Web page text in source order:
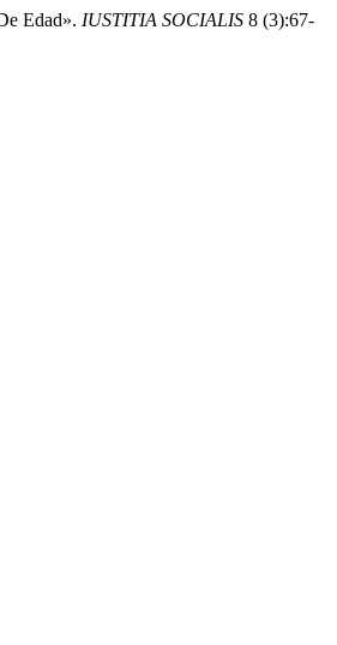
Edad». IUSTITIA SOCIALIS 8 (3):67-